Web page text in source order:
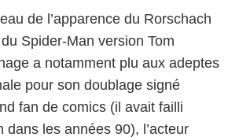
de l’apparence du Rorschach
Spider-Man version Tom
a notamment plu aux adeptes
pour son doublage signé
fan de comics (il avait failli
dans les années 90), l’acteur